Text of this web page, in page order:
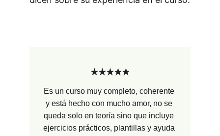
Es un curso muy completo, coherente
y está hecho con mucho amor, no se
queda solo en teoría sino que incluye
ejercicios prácticos, plantillas y ayuda
★★★★★